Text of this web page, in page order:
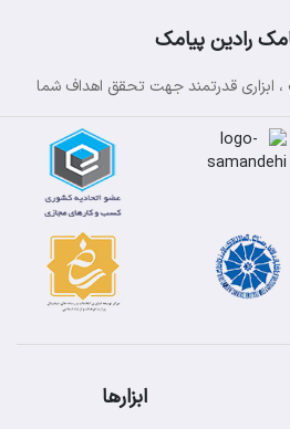
رادین پیامک
ابزاری قدرتمند جهت تحقق اهداف شما
ابزارها